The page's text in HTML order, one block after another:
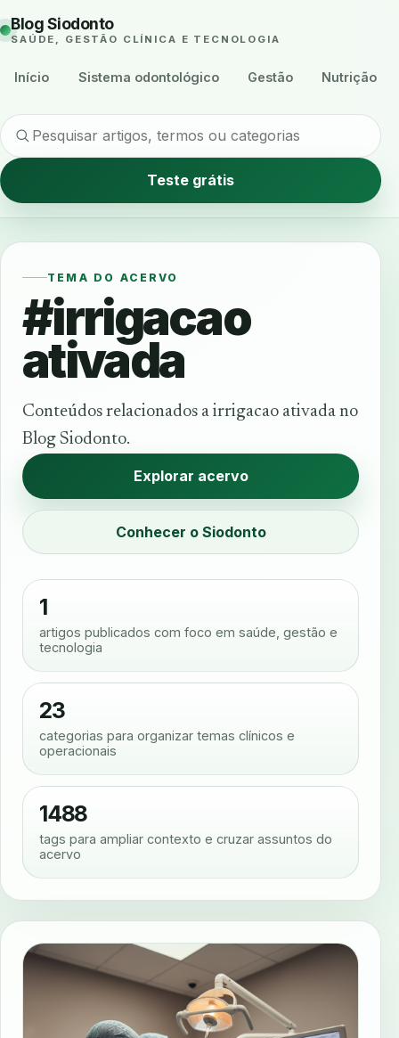
Blog Siodonto
SAÚDE, GESTÃO CLÍNICA E TECNOLOGIA
Início Sistema odontológico Gestão Nutrição
Teste grátis
TEMA DO ACERVO
#irrigacao
ativada
Conteúdos relacionados a irrigacao ativada no
Blog Siodonto.
Explorar acervo
Conhecer o Siodonto
1
artigos publicados com foco em saúde, gestão e
tecnologia
23
categorias para organizar temas clínicos e
operacionais
1488
tags para ampliar contexto e cruzar assuntos do
acervo